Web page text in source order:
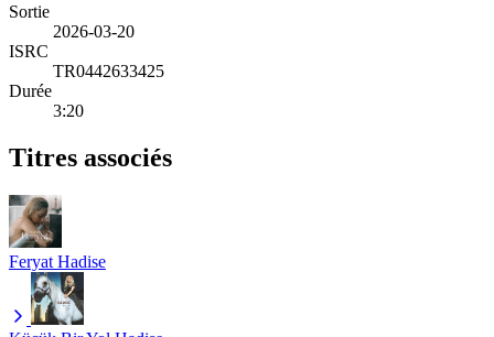
Sortie
2026-03-20
ISRC
TR0442633425
Durée
3:20
Titres associés
Feryat Hadise